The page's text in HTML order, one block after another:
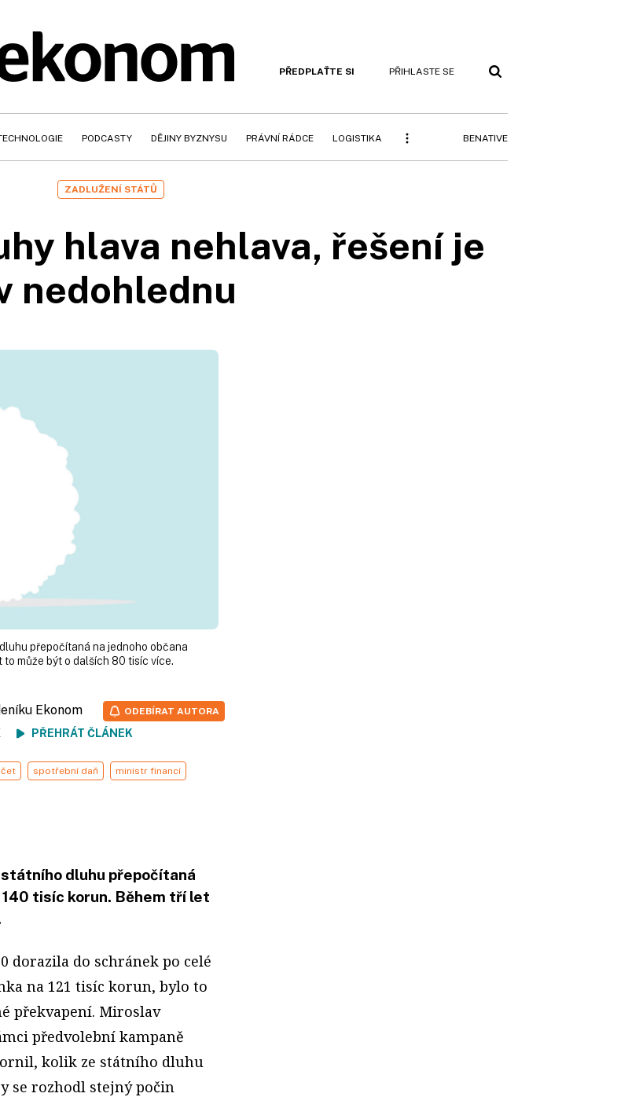
PŘEDPLAŤTE SI PŘIHLASTE SE
PODCASTY DĚJINY BYZNYSU PRÁVNÍ RÁDCE LOGISTIKA BENATIVE
ZADLUŽENÍ STÁTŮ
hlava nehlava, řešení je
nedohlednu
přepočítaná na jednoho občana
může být o dalších 80 tisíc více.
Ekonom
PŘEHRÁT ČLÁNEK
ODEBÍRAT AUTORA
spotřební daň ministr financí
dluhu přepočítaná
tisíc korun. Během tří let
dorazila do schránek po celé
na 121 tisíc korun, bylo to
překvapení. Miroslav
předvolební kampaně
kolik ze státního dluhu
se rozhodl stejný počin